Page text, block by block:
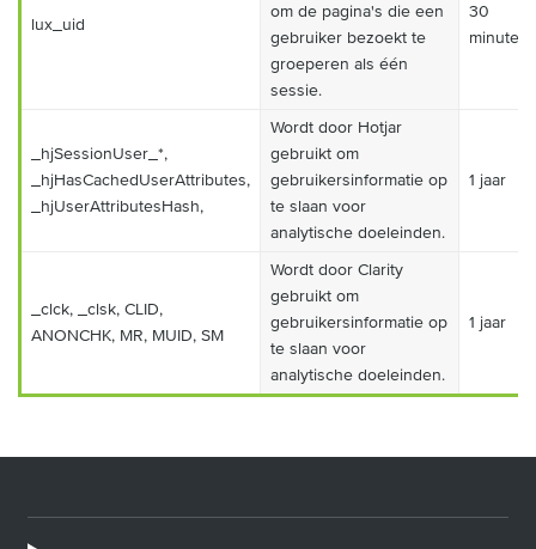
lux_uid
om de pagina's die een
gebruiker bezoekt te
groeperen als één
sessie.
30
minuten
_hjSessionUser_*,
_hjHasCachedUserAttributes,
_hjUserAttributesHash,
Wordt door Hotjar
gebruikt om
gebruikersinformatie op
te slaan voor
analytische doeleinden.
1 jaar
_clck, _clsk, CLID,
ANONCHK, MR, MUID, SM
Wordt door Clarity
gebruikt om
gebruikersinformatie op
te slaan voor
analytische doeleinden.
1 jaar